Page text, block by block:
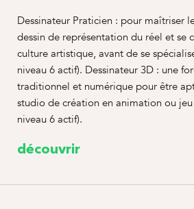
Dessinateur Praticien : pour maîtriser
dessin de représentation du réel et se
culture artistique, avant de se
niveau 6 actif). Dessinateur 3D : une
traditionnel et numérique pour être
studio de création en animation ou
niveau 6 actif).
découvrir